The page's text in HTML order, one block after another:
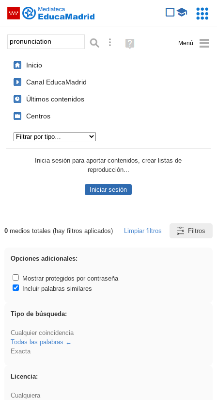
Saltar navegación
Palabra o frase: Búsqueda avanzada
Ayuda
(en
Inicio
Canal EducaMadrid
Últimos contenidos
Centros
Inicia sesión para aportar contenidos, crear listas de
reproducción...
Iniciar sesión
Resultados de: pronunciation
0medios totales (hay filtros aplicados) Limpiar filtros Filtros
Opciones adicionales:
Mostrar protegidos por contraseña
Incluir palabras similares
Tipo de búsqueda:
Cualquier coincidencia
Todas las palabras
Exacta
Licencia:
Cualquiera